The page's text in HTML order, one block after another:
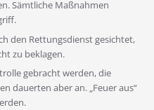
Sämtliche Maßnahmen
den Rettungsdienst gesichtet,
zu beklagen.
gebracht werden, die
dauerten aber an. „Feuer aus“